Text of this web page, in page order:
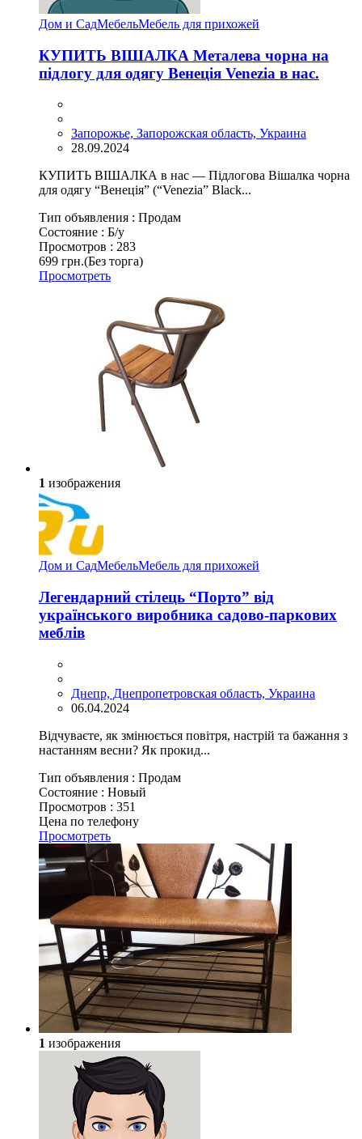
Дом и СадМебельМебель для прихожей
КУПИТЬ ВІШАЛКА Металева чорна на
підлогу для одягу Венеція Venezia в нас.
Запорожье, Запорожская область, Украина
28.09.2024
КУПИТЬ ВІШАЛКА в нас — Підлогова Вішалка чорна
для одягу “Венеція” (“Venezia” Black...
Тип объявления : Продам
Состояние : Б/у
Просмотров : 283
699 грн.(Без торга)
Просмотреть
1 изображения
Дом и СадМебельМебель для прихожей
Легендарний стілець “Порто” від
українського виробника садово-паркових
меблів
Днепр, Днепропетровская область, Украина
06.04.2024
Відчуваєте, як змінюється повітря, настрій та бажання з
настанням весни? Як прокид...
Тип объявления : Продам
Состояние : Новый
Просмотров : 351
Цена по телефону
Просмотреть
1 изображения